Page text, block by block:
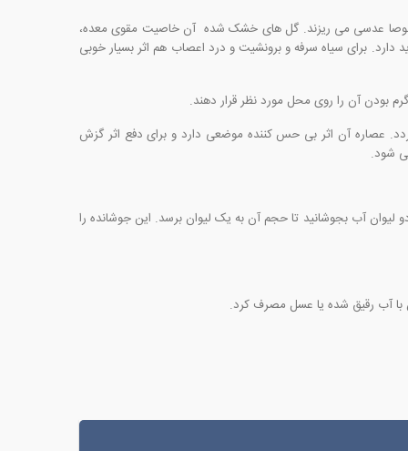
عدسی می ریزند. گل های خشک شده آن خاصیت مقوی معده،
آب برای درمان نزله پیران اثر شدید دارد. برای سیاه سرفه و برونشیت و درد اعصاب هم اثر بسیار خوبی
بودن آن را روی محل مورد نظر قرار دهند.
عصاره آن اثر بی حس کننده موضعی دارد و برای دفع اثر گزش
شود.
آب بجوشانید تا حجم آن به یک لیوان برسد. این جوشانده را